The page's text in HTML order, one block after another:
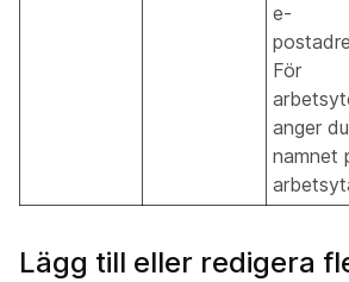
e-
För
anger du
namnet
Lägg till eller redigera